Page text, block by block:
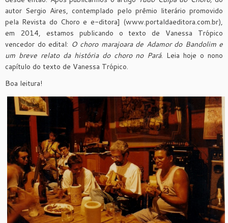
autor Sergio Aires, contemplado pelo prêmio literário promovido
pela Revista do Choro e e-ditora] (www.portaldaeditora.com.br),
em 2014, estamos publicando o texto de Vanessa Trópico
vencedor do edital: O choro marajoara de Adamor do Bandolim e
um breve relato da história do choro no Pará. Leia hoje o nono
capítulo do texto de Vanessa Trópico.
Boa leitura!